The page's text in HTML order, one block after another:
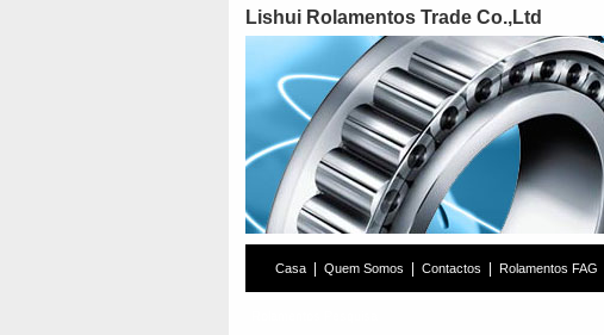
Lishui Rolamentos Trade Co.,Ltd
Casa Quem Somos Contactos Rolamentos FAG